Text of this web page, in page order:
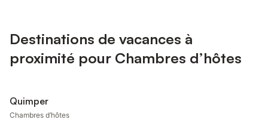
Destinations de vacances à
proximité pour Chambres d’hôtes
Quimper
Chambres d’hôtes